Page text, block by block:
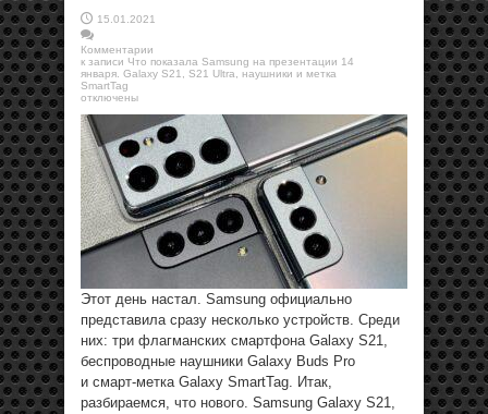
15.01.2021
Комментарии
к записи Что показала Samsung на презентации 14
января. Galaxy S21, S21 Ultra, наушники и метка
SmartTag
отключены
Этот день настал. Samsung официально
представила сразу несколько устройств. Среди
них: три флагманских смартфона Galaxy S21,
беспроводные наушники Galaxy Buds Pro
и смарт-метка Galaxy SmartTag. Итак,
разбираемся, что нового. Samsung Galaxy S21,